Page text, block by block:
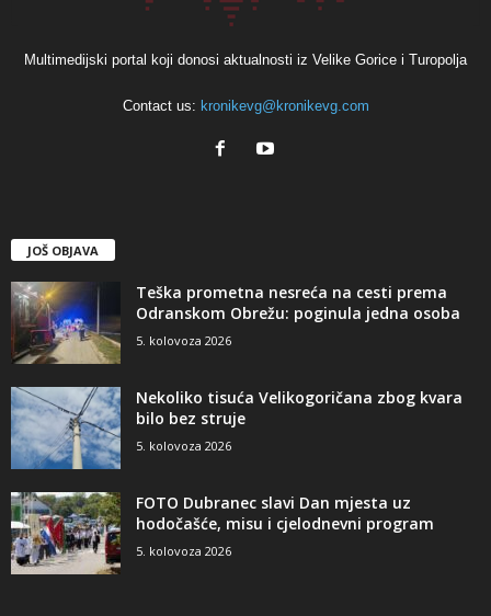
Multimedijski portal koji donosi aktualnosti iz Velike Gorice i Turopolja
Contact us: kronikevg@kronikevg.com
JOŠ OBJAVA
Teška prometna nesreća na cesti prema
Odranskom Obrežu: poginula jedna osoba
5. kolovoza 2026
Nekoliko tisuća Velikogoričana zbog kvara
bilo bez struje
5. kolovoza 2026
FOTO Dubranec slavi Dan mjesta uz
hodočašće, misu i cjelodnevni program
5. kolovoza 2026